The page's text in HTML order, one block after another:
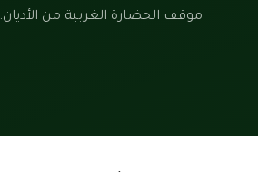
موقف الحضارة الغربية من الأديان.